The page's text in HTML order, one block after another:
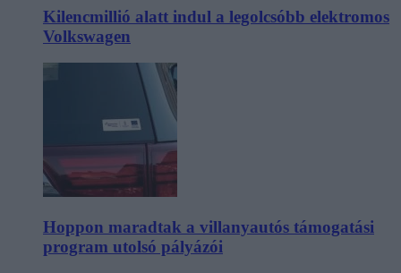
Kilencmillió alatt indul a legolcsóbb elektromos
Volkswagen
Hoppon maradtak a villanyautós támogatási
program utolsó pályázói